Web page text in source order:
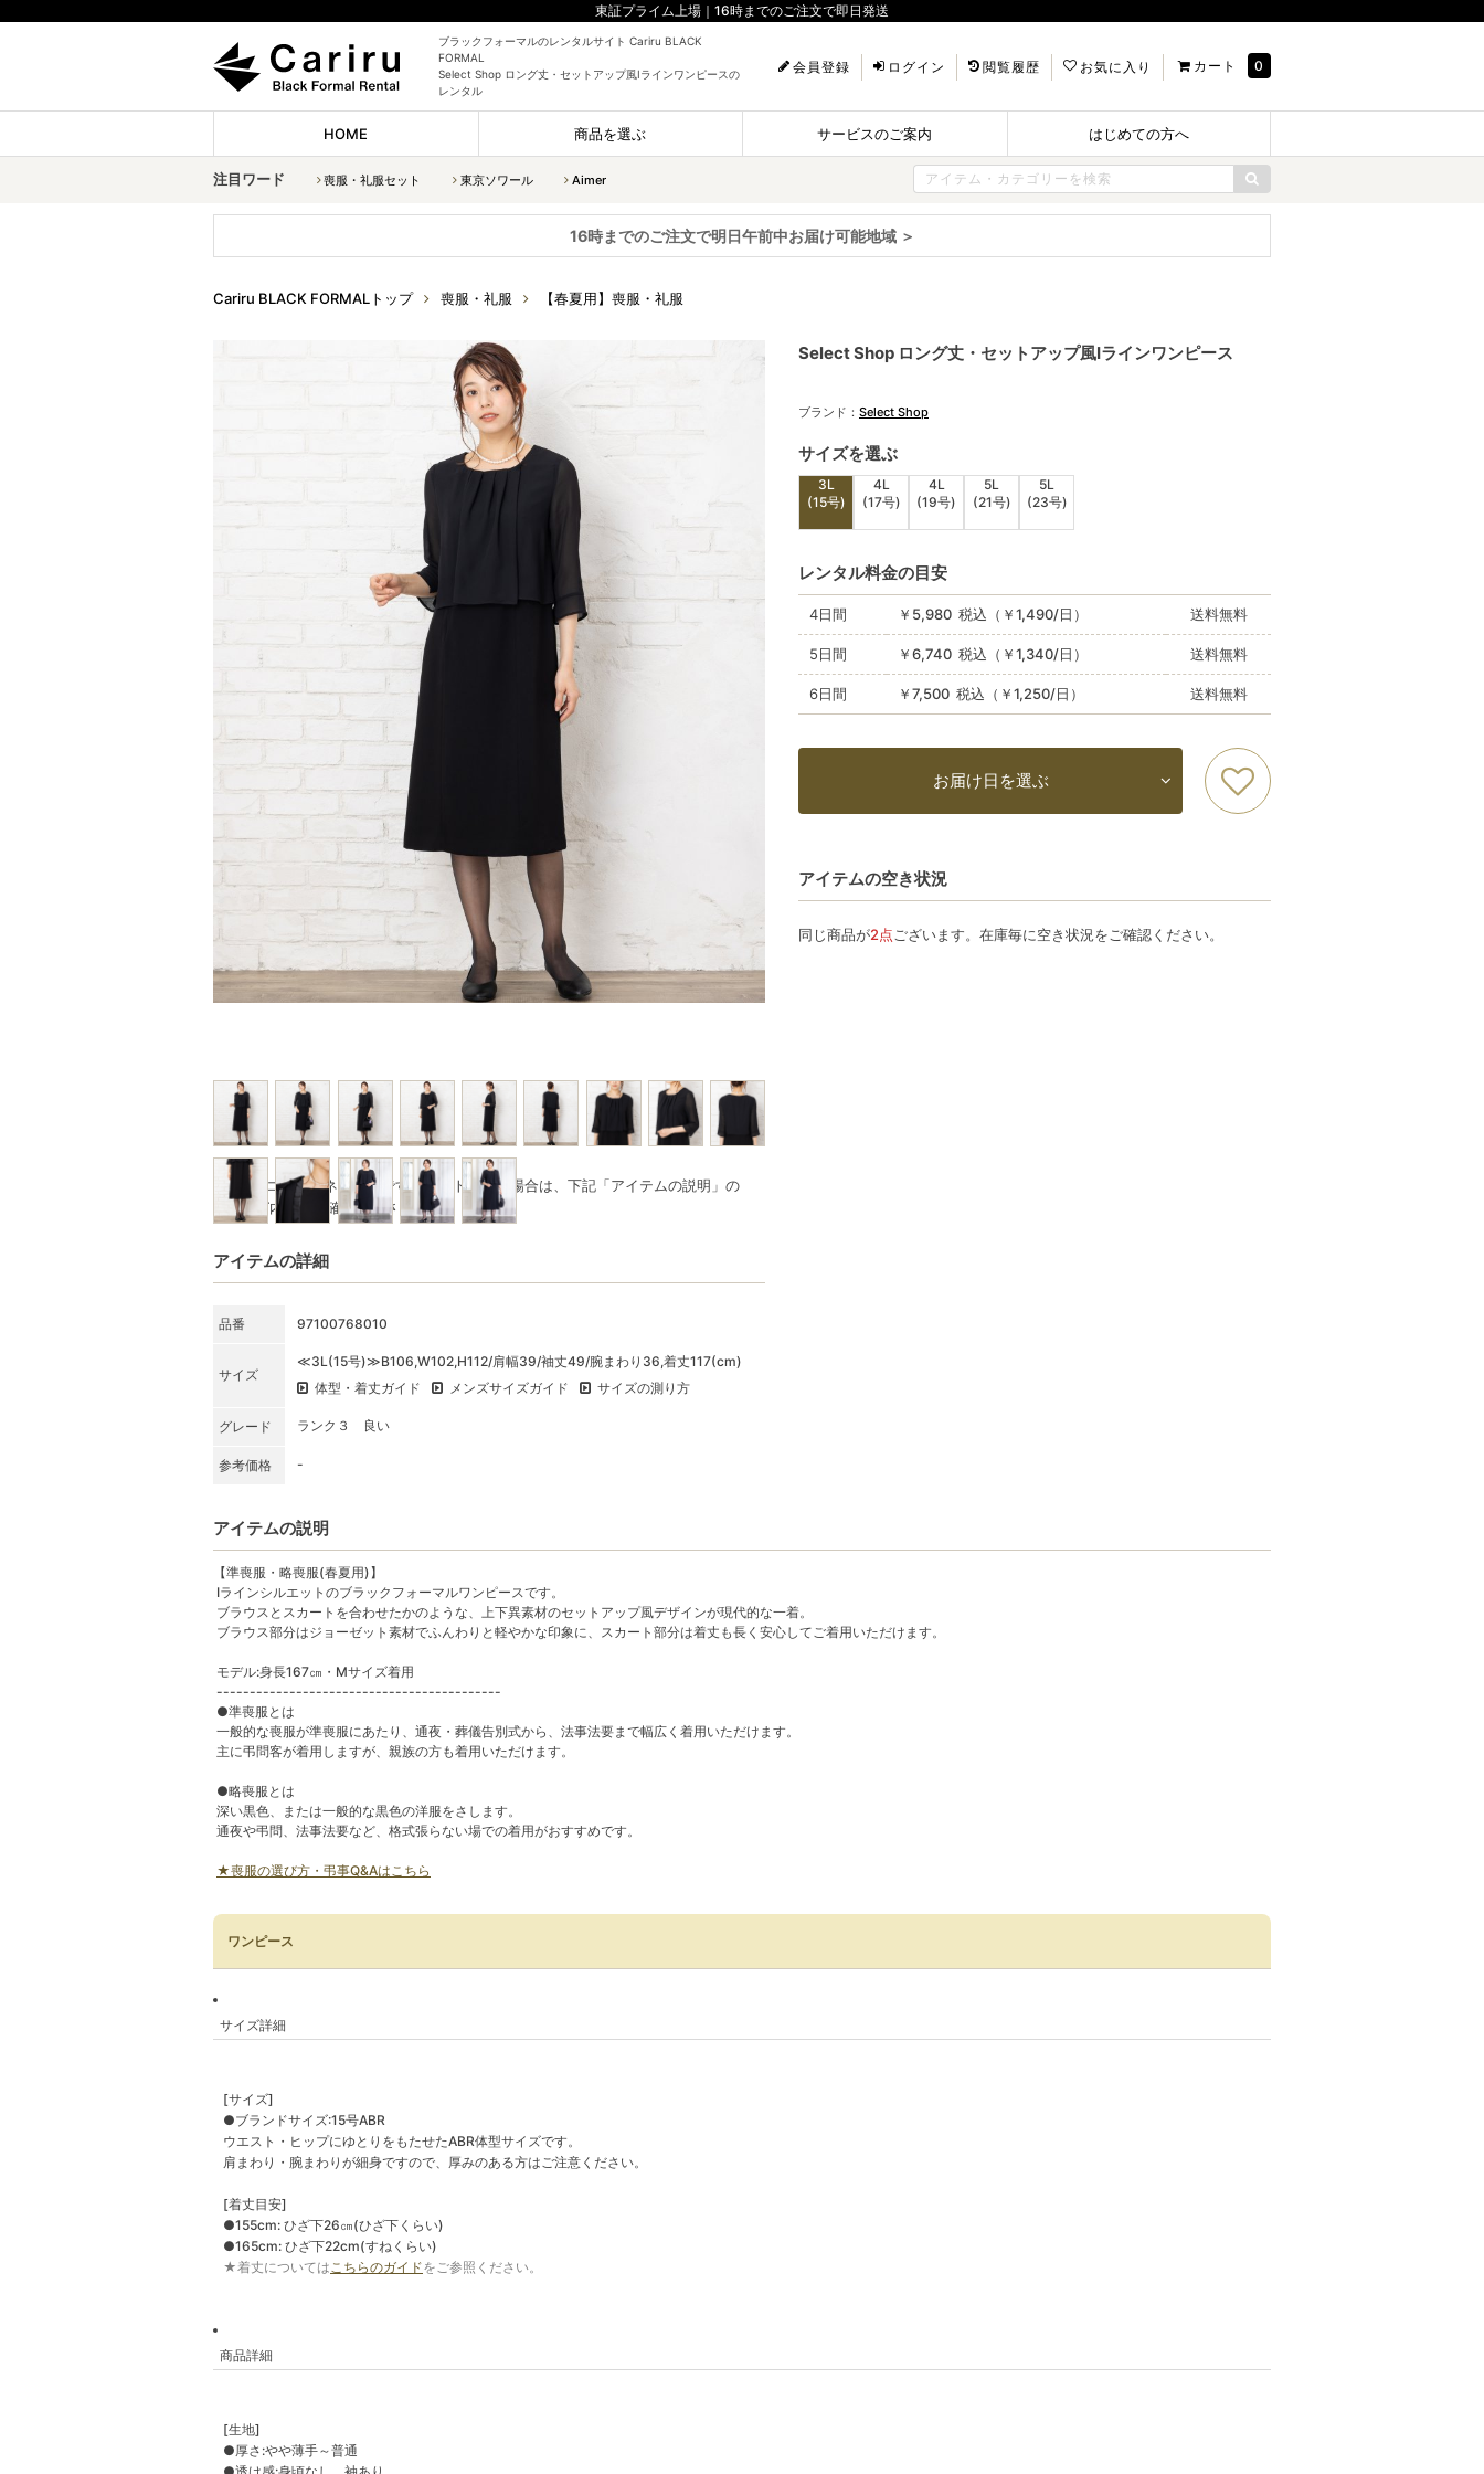
東証プライム上場｜16時までのご注文で即日発送
ブラックフォーマルのレンタルサイト Cariru BLACK
FORMAL
Select Shop ロング丈・セットアップ風Iラインワンピースの
レンタル
会員登録 ログイン 閲覧履歴 お気に入り カート 0
HOME 商品を選ぶ サービスのご案内 はじめての方へ
注目ワード 喪服・礼服セット 東京ソワール Aimer
16時までのご注文で明日午前中お届け可能地域 ＞
Cariru BLACK FORMALトップ 喪服・礼服 【春夏用】喪服・礼服
※写真はコーディネート例です。セット商品の場合は、下記「アイテムの説明」の
★SET内容をご確認ください
アイテムの詳細
品番 97100768010
サイズ
≪3L(15号)≫B106,W102,H112/肩幅39/袖丈49/腕まわり36,着丈117(cm)
体型・着丈ガイド
メンズサイズガイド サイズの測り方
グレード ランク３ 良い
参考価格 -
Select Shop ロング丈・セットアップ風Iラインワンピース
ブランド： Select Shop
サイズを選ぶ
3L
(15号)
4L
(17号)
4L
(19号)
5L
(21号)
5L
(23号)
レンタル料金の目安
4日間 ￥5,980 税込（￥1,490/日） 送料無料
5日間 ￥6,740 税込（￥1,340/日） 送料無料
6日間 ￥7,500 税込（￥1,250/日） 送料無料
お届け日を選ぶ
アイテムの空き状況
同じ商品が2点 ございます。在庫毎に空き状況をご確認ください。
アイテムの説明
【準喪服・略喪服(春夏用)】
Iラインシルエットのブラックフォーマルワンピースです。
ブラウスとスカートを合わせたかのような、上下異素材のセットアップ風デザインが現代的な一着。
ブラウス部分はジョーゼット素材でふんわりと軽やかな印象に、スカート部分は着丈も長く安心してご着用いただけます。
モデル:身長167㎝・Mサイズ着用
-------------------------------------------
●準喪服とは
一般的な喪服が準喪服にあたり、通夜・葬儀告別式から、法事法要まで幅広く着用いただけます。
主に弔問客が着用しますが、親族の方も着用いただけます。
●略喪服とは
深い黒色、または一般的な黒色の洋服をさします。
通夜や弔問、法事法要など、格式張らない場での着用がおすすめです。
★喪服の選び方・弔事Q&Aはこちら
ワンピース
サイズ詳細
[サイズ]
●ブランドサイズ:15号ABR
ウエスト・ヒップにゆとりをもたせたABR体型サイズです。
肩まわり・腕まわりが細身ですので、厚みのある方はご注意ください。
[着丈目安]
●155cm: ひざ下26㎝(ひざ下くらい)
●165cm: ひざ下22cm(すねくらい)
★着丈についてはこちらのガイドをご参照ください。
商品詳細
[生地]
●厚さ:やや薄手～普通